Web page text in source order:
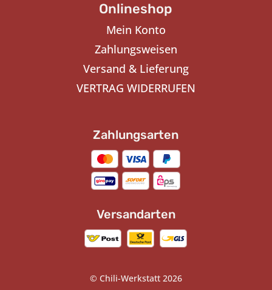
Onlineshop
Mein Konto
Zahlungsweisen
Versand & Lieferung
VERTRAG WIDERRUFEN
Zahlungsarten
Versandarten
© Chili-Werkstatt 2026